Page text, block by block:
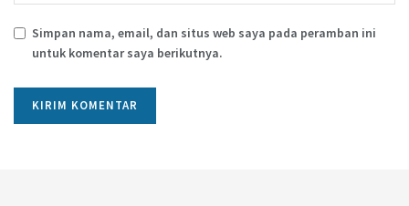
Simpan nama, email, dan situs web saya pada peramban ini
untuk komentar saya berikutnya.